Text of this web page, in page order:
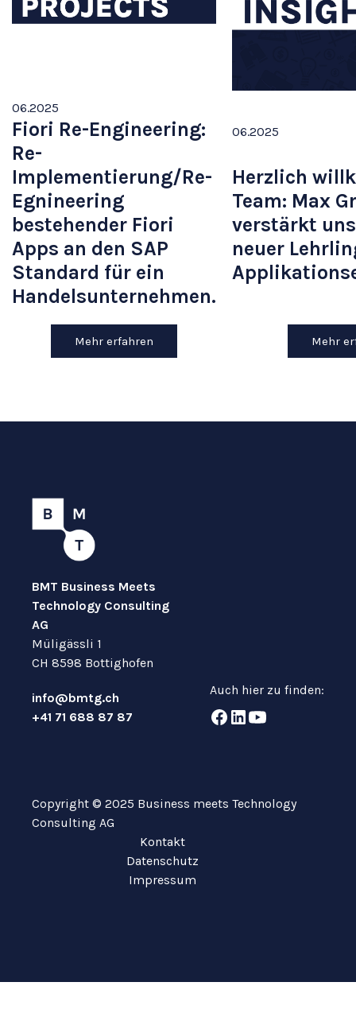
06.2025
Fiori Re-Engineering:
Re-
Implementierung/Re-
Egnineering
bestehender Fiori
Apps an den SAP
Standard für ein
Handelsunternehmen.
Mehr erfahren
06.2025
Herzlich
Team: Max
verstärkt
neuer
Mehr
BMT Business Meets
Technology Consulting
AG
Müligässli 1
CH 8598 Bottighofen
info@bmtg.ch
+41 71 688 87 87
Auch hier zu finden:
Copyright © 2025 Business meets Technology
Consulting AG
Kontakt
Datenschutz
Impressum